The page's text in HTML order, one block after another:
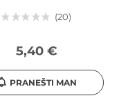
20
5,40 €
PRANEŠTI MAN